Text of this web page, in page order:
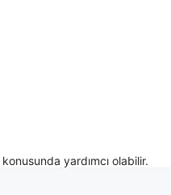
yardımcı olabilir.